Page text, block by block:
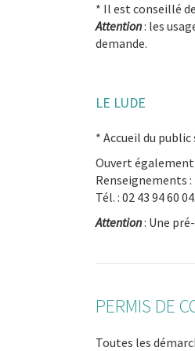
* Il est conseillé
Attention: les
demande.
LE LUDE
* Accueil du public
Ouvert également
Renseignements :
Tél. : 02 43 94 60 04.
Attention: Une
PERMIS DE
Toutes les